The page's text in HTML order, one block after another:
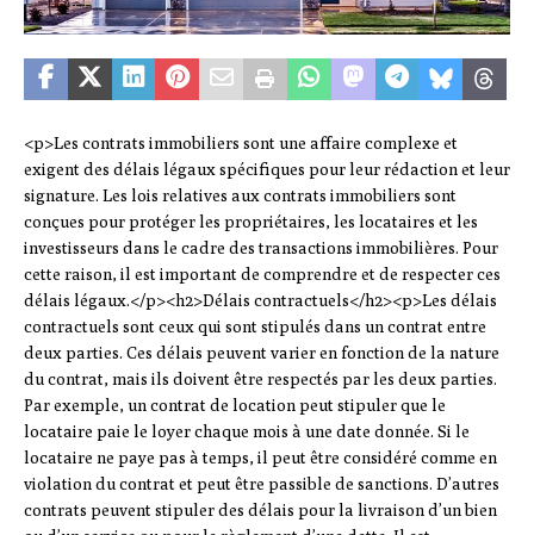
<p>Les contrats immobiliers sont une affaire complexe et
exigent des délais légaux spécifiques pour leur rédaction et leur
signature. Les lois relatives aux contrats immobiliers sont
conçues pour protéger les propriétaires, les locataires et les
investisseurs dans le cadre des transactions immobilières. Pour
cette raison, il est important de comprendre et de respecter ces
délais légaux.</p><h2>Délais contractuels</h2><p>Les délais
contractuels sont ceux qui sont stipulés dans un contrat entre
deux parties. Ces délais peuvent varier en fonction de la nature
du contrat, mais ils doivent être respectés par les deux parties.
Par exemple, un contrat de location peut stipuler que le
locataire paie le loyer chaque mois à une date donnée. Si le
locataire ne paye pas à temps, il peut être considéré comme en
violation du contrat et peut être passible de sanctions. D’autres
contrats peuvent stipuler des délais pour la livraison d’un bien